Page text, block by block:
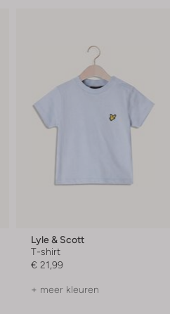
Lyle & Scott
T-shirt
€ 21,99
+ meer kleuren